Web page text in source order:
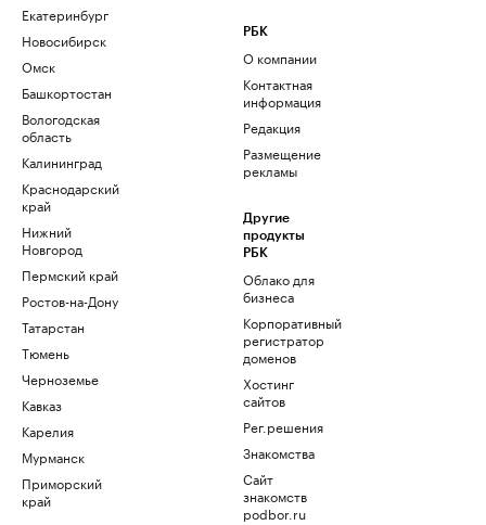
Екатеринбург
Новосибирск
Омск
Башкортостан
Вологодская
область
Калининград
Краснодарский
край
Нижний
Новгород
Пермский край
Ростов-на-Дону
Татарстан
Тюмень
Черноземье
Кавказ
Карелия
Мурманск
Приморский
край
РБК
О компании
Контактная
информация
Редакция
Размещение
рекламы
Другие
продукты
РБК
Облако для
бизнеса
Корпоративный
регистратор
доменов
Хостинг
сайтов
Рег.решения
Знакомства
Сайт
знакомств
podbor.ru